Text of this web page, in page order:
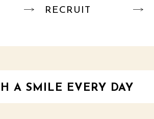
RECRUIT
A SMILE EVERY DAY